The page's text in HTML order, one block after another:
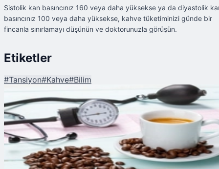
Sistolik kan basıncınız 160 veya daha yüksekse ya da diyastolik
basıncınız 100 veya daha yüksekse, kahve tüketiminizi günde bir
fincanla sınırlamayı düşünün ve doktorunuzla görüşün.
Etiketler
#Tansiyon#Kahve#Bilim
Şu An Okunan
Kahve ve Tansiyon Arasındaki Şaşırtan Gerçek!